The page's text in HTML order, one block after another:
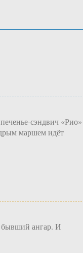
сэндвич «Рио»
маршем идёт
бывший ангар. И